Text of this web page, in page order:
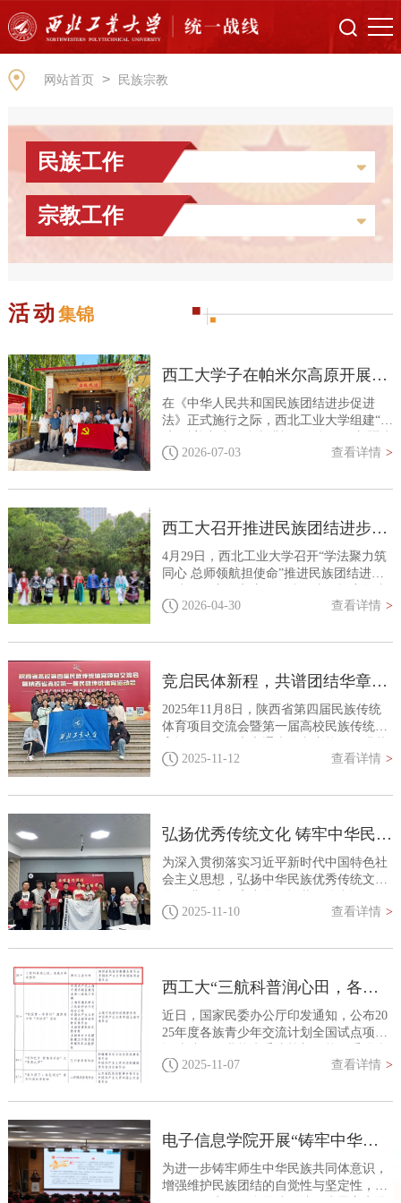
网站首页 > 民族宗教
民族工作
宗教工作
活动 集锦
西工大学子在帕米尔高原开展“三航”科普实践
在《中华人民共和国民族团结进步促进
法》正式施行之际，西北工业大学组建“三
州，开展“铸牢中华民族共同体意识 三航
政讲座、科普宣讲、航模特技飞行展演、
工文化传承、科技创新精神培育与民族团
结进步主题教育深度融合，为新法落地实
施营造各族青少年同心向党的浓厚氛
围。“克州各族学生身上展现出的勇敢、...
2026-07-03 查看详情 >
西工大召开推进民族团结进步创建工作座谈交流会
4月29日，西北工业大学召开“学法聚力筑
同心 总师领航担使命”推进民族团结进步
务委员会副主任王晓斐出席并作工作指
长张富利，学校统一战线、民族宗教工作
副书记、辅导员代表，各民族师生代表等
参加会议。党委副书记杨晓主持座谈会。
会议集体学习了《民族团结进步促进
法》，党委学生工作部汇报了学校民族团
2026-04-30 查看详情 >
竞启民体新程，共谱团结华章！西工大在省高校民族传统体育盛会中喜获佳绩
2025年11月8日，陕西省第四届民族传统
体育项目交流会暨第一届高校民族传统体
幕。西北工业大学龙狮队、校武术队、摔
族、傣族、蒙古族、土家族、白族、瑶族
奖，竞赛项目中荣获三等奖，用实力展现
了西工大学子的体育风采与民族团结力
量。本次盛会由中共陕西省委统战部等四
部门联合主办，以“竞启民族体育新程，同
2025-11-12 查看详情 >
弘扬优秀传统文化 铸牢中华民族共同体意识——网络空间安全学院开展系列教育活动
为深入贯彻落实习近平新时代中国特色社
会主义思想，弘扬中华民族优秀传统文
导青年学子在实践中增强文化认同，凝聚
安全学院组织开展系列教育活动。一、组
络空间安全学院在长安校区教西D-106组
织召开专题学习会，传达学校《关于开展
铸牢中华民族共同体意识教育活动》文件
精神，并集体学习《求是》杂志发表的习
2025-11-10 查看详情 >
西工大“三航科普润心田，各族少年共扬帆”项目获批国家民委2025年度各族青少年交流计划全国试点项目
近日，国家民委办公厅印发通知，公布20
25年度各族青少年交流计划全国试点项目
申报的“三航科普润心田，各族少年共扬
计划全国试点项目。各族青少年交流计划
委、教育部、共青团中央共同组织实施，
旨在全国范围内遴选培育一批具有示范
性、引领性和影响力的青少年交流品牌项
目。经单位申报、省级推荐、专家评
2025-11-07 查看详情 >
电子信息学院开展“铸牢中华民族共同体意识”专题讲座
为进一步铸牢师生中华民族共同体意识，
增强维护民族团结的自觉性与坚定性，10